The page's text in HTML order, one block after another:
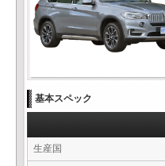
基本スペック
生産国